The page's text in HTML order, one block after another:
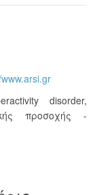
disorder,
προσοχής -